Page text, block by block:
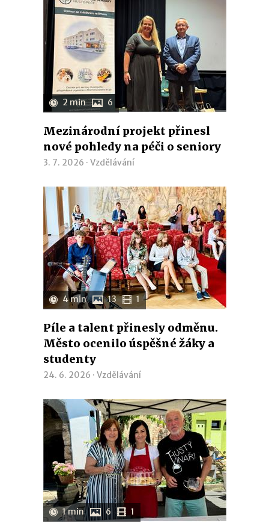
2 min 6
Mezinárodní projekt přinesl
nové pohledy na péči o seniory
3. 7. 2026 · Vzdělávání
4 min 13 1
Píle a talent přinesly odměnu.
Město ocenilo úspěšné žáky a
studenty
24. 6. 2026 · Vzdělávání
1 min 6 1